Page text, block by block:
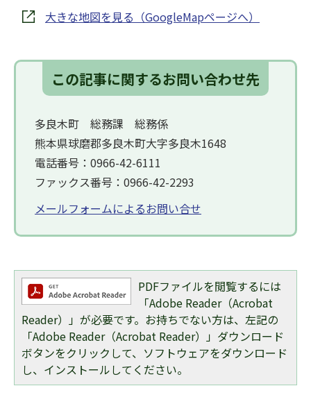
大きな地図を見る（GoogleMapページへ）
この記事に関するお問い合わせ先
多良木町 総務課 総務係
熊本県球磨郡多良木町大字多良木1648
電話番号：0966-42-6111
ファックス番号：0966-42-2293
メールフォームによるお問い合せ
PDFファイルを閲覧するには
「Adobe Reader（Acrobat
Reader）」が必要です。お持ちでない方は、左記の
「Adobe Reader（Acrobat Reader）」ダウンロード
ボタンをクリックして、ソフトウェアをダウンロード
し、インストールしてください。